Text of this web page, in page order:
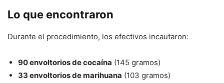
Lo que encontraron
Durante el procedimiento, los efectivos incautaron:
90 envoltorios de cocaína (145 gramos)
33 envoltorios de marihuana (103 gramos)